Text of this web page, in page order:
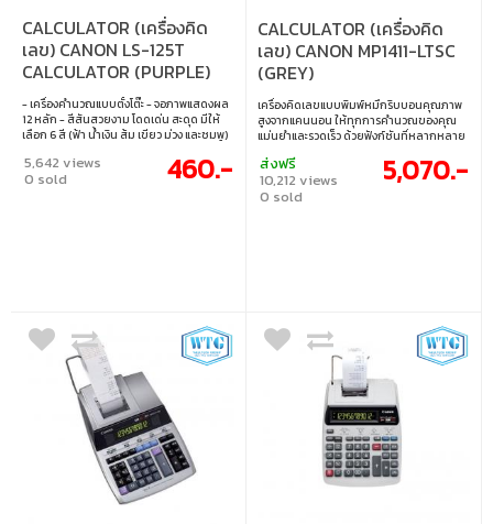
CALCULATOR (เครื่องคิด
เลข) CANON LS-125T
CALCULATOR (PURPLE)
- เครื่องคำนวณแบบตั้งโต๊ะ - จอภาพแสดงผล
12 หลัก - สีสันสวยงาม โดดเด่น สะดุด มีให้
เลือก 6 สี (ฟ้า น้ำเงิน ส้ม เขียว ม่วง และชมพู)
แบตเตอรี่
5,642 views
0 sold 460.-
CALCULATOR (เครื่องคิด
เลข) CANON MP1411-LTSC
(GREY)
เครื่องคิดเลขแบบพิมพ์หมึกริบบอนคุณภาพ
สูงจากแคนนอน ให้ทุกการคำนวณของคุณ
แม่นยำและรวดเร็ว ด้วยฟังก์ชันที่หลากหลาย
ร่วมกับกระดาษและผ้าหมึกขนาดมาตรฐานหา
ซื้อได้ง่าย
ส่งฟรี
10,212 views
0 sold
5,070.-